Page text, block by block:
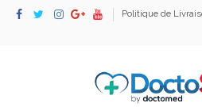
Politique de